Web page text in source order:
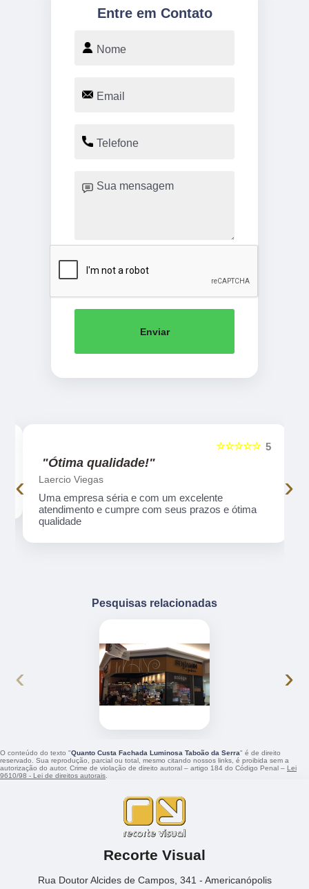
Entre em Contato
Enviar
5
☆☆☆☆☆
"Ótima qualidade!"
Laercio Viegas
Uma empresa séria e com um excelente
atendimento e cumpre com seus prazos e ótima
qualidade
‹ ›
Pesquisas relacionadas
‹ ›
O conteúdo do texto "Quanto Custa Fachada Luminosa Taboão da Serra" é de direito
reservado. Sua reprodução, parcial ou total, mesmo citando nossos links, é proibida sem a
autorização do autor. Crime de violação de direito autoral – artigo 184 do Código Penal – Lei
9610/98 - Lei de direitos autorais
Recorte Visual
Rua Doutor Alcides de Campos, 341 - Americanópolis